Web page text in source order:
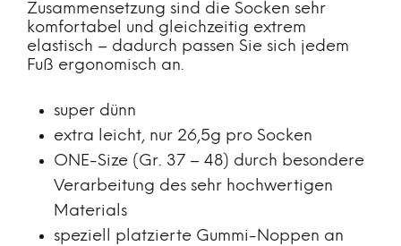
Zusammensetzung sind die Socken sehr
komfortabel und gleichzeitig extrem
elastisch – dadurch passen Sie sich jedem
Fuß ergonomisch an.
super dünn
extra leicht, nur 26,5g pro Socken
ONE-Size (Gr. 37 – 48) durch besondere
Verarbeitung des sehr hochwertigen
Materials
speziell platzierte Gummi-Noppen an